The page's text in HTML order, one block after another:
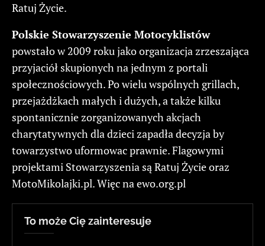
Ratuj Życie.
Polskie Stowarzyszenie Motocyklistów
powstało w 2009 roku jako organizacja zrzeszająca
przyjaciół skupionych na jednym z portali
społecznościowych. Po wielu wspólnych grillach,
przejażdżkach małych i dużych, a także kilku
spontanicznie zorganizowanych akcjach
charytatywnych dla dzieci zapadła decyzja by
towarzystwo uformowac prawnie. Flagowymi
projektami Stowarzyszenia są Ratuj Życie oraz
MotoMikolajki.pl. Więc na ewo.org.pl
To może Cię zainteresuje